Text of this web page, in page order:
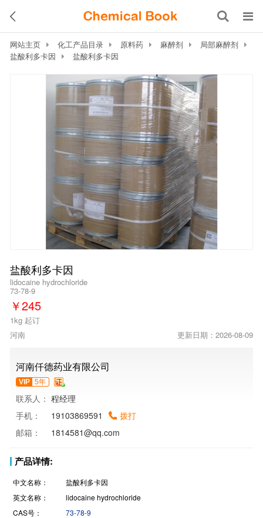
网站主页 化工产品目录 原料药 麻醉剂
局部麻醉剂
盐酸利多卡因
盐酸利多卡因
盐酸利多卡因
lidocaine hydrochloride
73-78-9
￥245
1kg 起订
河南
更新日期：2026-08-09
河南仟德药业有限公司
VIP 5年
联系人： 程经理
手机：
19103869591
拨打
邮箱：
1814581@qq.com
产品详情:
中文名称：
盐酸利多卡因
英文名称：
lidocaine hydrochloride
CAS号：
73-78-9